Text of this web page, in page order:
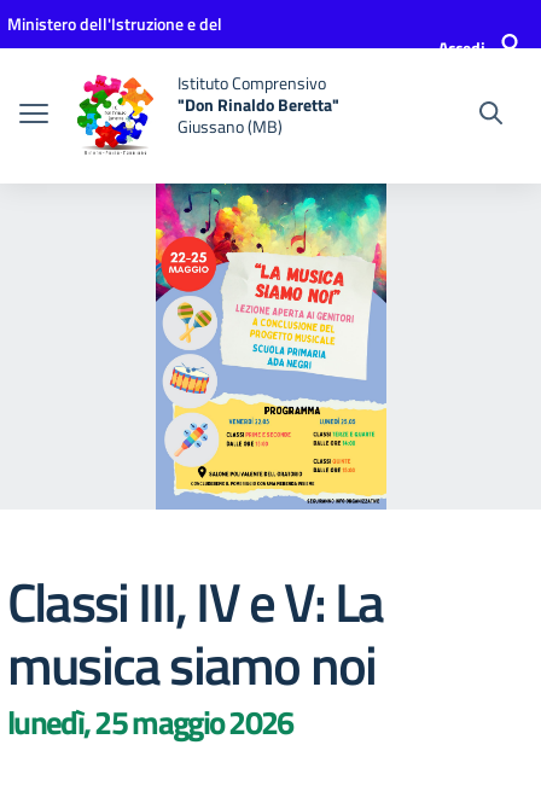
Vai ai contenuti
Vai al menu di navigazione
Vai al footer
Ministero dell'Istruzione e del
Accedi
Istituto Comprensivo
"Don Rinaldo Beretta"
Giussano (MB)
Classi III, IV e V: La
musica siamo noi
lunedì, 25 maggio 2026